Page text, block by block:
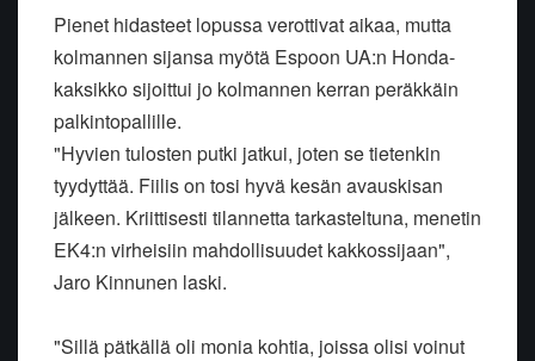
Pienet hidasteet lopussa verottivat aikaa, mutta
kolmannen sijansa myötä Espoon UA:n Honda-
kaksikko sijoittui jo kolmannen kerran peräkkäin
palkintopallille.
"Hyvien tulosten putki jatkui, joten se tietenkin
tyydyttää. Fiilis on tosi hyvä kesän avauskisan
jälkeen. Kriittisesti tilannetta tarkasteltuna, menetin
EK4:n virheisiin mahdollisuudet kakkossijaan",
Jaro Kinnunen laski.
"Sillä pätkällä oli monia kohtia, joissa olisi voinut